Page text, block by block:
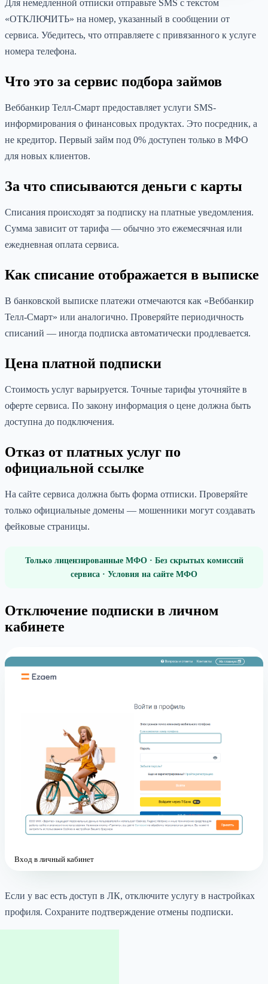
Для немедленной отписки отправьте SMS с текстом
«ОТКЛЮЧИТЬ» на номер, указанный в сообщении от
сервиса. Убедитесь, что отправляете с привязанного к услуге
номера телефона.
Что это за сервис подбора займов
Веббанкир Телл-Смарт предоставляет услуги SMS-
информирования о финансовых продуктах. Это посредник, а
не кредитор. Первый займ под 0% доступен только в МФО
для новых клиентов.
За что списываются деньги с карты
Списания происходят за подписку на платные уведомления.
Сумма зависит от тарифа — обычно это ежемесячная или
ежедневная оплата сервиса.
Как списание отображается в выписке
В банковской выписке платежи отмечаются как «Веббанкир
Телл-Смарт» или аналогично. Проверяйте периодичность
списаний — иногда подписка автоматически продлевается.
Цена платной подписки
Стоимость услуг варьируется. Точные тарифы уточняйте в
оферте сервиса. По закону информация о цене должна быть
доступна до подключения.
Отказ от платных услуг по
официальной ссылке
На сайте сервиса должна быть форма отписки. Проверяйте
только официальные домены — мошенники могут создавать
фейковые страницы.
Только лицензированные МФО · Без скрытых комиссий
сервиса · Условия на сайте МФО
Отключение подписки в личном
кабинете
Вход в личный кабинет
Если у вас есть доступ в ЛК, отключите услугу в настройках
профиля. Сохраните подтверждение отмены подписки.